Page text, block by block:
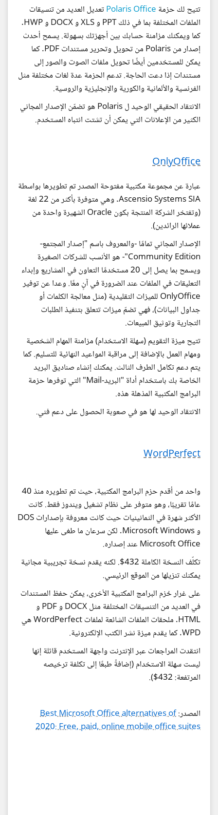
تتيح لك حزمة Polaris Office تعديل العديد من تنسيقات
الملفات المختلفة بما في ذلك PPT و XLS و DOCX و HWP.
كما ويمكنك مزامنة حسابك بين أجهزتك بسهولة. يسمح أحدث
إصدار من Polaris من تحويل وتحرير مستندات PDF. كما
يمكن للمستخدمين أيضًا تحويل ملفات الصوت والصور إلى
مستندات إذا دعت الحاجة. تدعم الحزمة عدة لغات مختلفة مثل
الفرنسية والألمانية والكورية والإنجليزية والروسية.
الانتقاد الحقيقي الوحيد ل Polaris هو تضمّن الإصدار المجاني
الكثير من الإعلانات التي يمكن أن تشتت انتباه المستخدم.
OnlyOffice
عبارة عن مجموعة مكتبية مفتوحة المصدر تم تطويرها بواسطة
Ascensio Systems SIA. وهي متوفرة بأكثر من 22 لغة
(وتفتخر الشركة المنتجة بكون Oracle الشهيرة واحدة من
عملائها الرائدين).
الإصدار المجاني تمامًا -والمعروف باسم "إصدار المجتمع-
Community Edition"- هو الأنسب للشركات الصغيرة
ويسمح بما يصل إلى 20 مستخدمًا التعاون في المشاريع وإبداء
التعليقات في الملفات عند الضرورة في آنٍ معًا. وعدا عن توفير
OnlyOffice للميزات التقليدية (مثل معالجة الكلمات أو
جداول البيانات)، فهي تضمّ ميزات تتعلق بتنفيذ الطلبات
التجارية وتوثيق المبيعات.
تتيح ميزة التقويم (سهلة الاستخدام) مزامنة المهام الشخصية
ومهام العمل بالإضافة إلى مراقبة المواعيد النهائية للتسليم. كما
يتم دعم تكامل الطرف الثالث. يمكنك إنشاء صناديق البريد
الخاصة بك باستخدام أداة "البريد-Mail" التي توفرها حزمة
البرامج المكتبية المذهلة هذه.
الانتقاد الوحيد لها هو في صعوبة الحصول على دعم فني.
WordPerfect
واحد من أقدم حزم البرامج المكتبية، حيث تم تطويره منذ 40
عامًا تقريبًا، وهو متوفر على نظام تشغيل ويندوز فقط. كانت
الأكثر شهرة في الثمانينيات حيث كانت معروفة بإصدارات DOS
و Microsoft Windows. لكن سرعان ما طغى عليها
Microsoft Office عند إصداره.
تكلّف النسخة الكاملة 432$. لكنه يقدم نسخة تجريبية مجانية
يمكنك تنزيلها من الموقع الرئيسي.
على غرار حُزم البرامج المكتبية الأخرى، يمكن حفظ المستندات
في العديد من التنسيقات المختلفة مثل DOCX و PDF و
HTML. ملحقات الملفات الشائعة لملفات WordPerfect هي
WPD. كما يقدم ميزة نشر الكتب الإلكترونية.
انتقدت المراجعات عبر الإنترنت واجهة المستخدم قائلة إنها
ليست سهلة الاستخدام (إضافةً طبعًا إلى تكلفة ترخيصه
المرتفعة: 432$).
المصدر:Best Microsoft Office alternatives of
2020: Free, paid, online mobile office suites